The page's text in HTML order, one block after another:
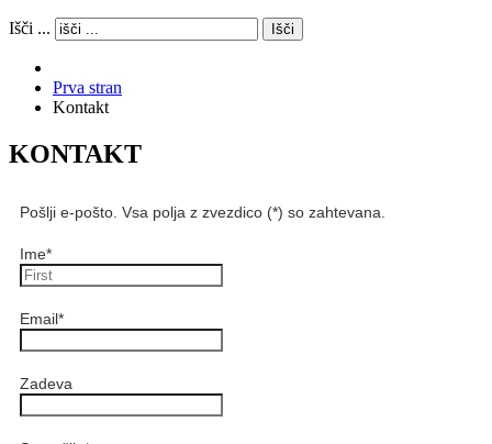
Išči ... Išči
Prva stran
Kontakt
KONTAKT
Pošlji e-pošto. Vsa polja z zvezdico (*) so zahtevana.
Ime*
Email*
Zadeva